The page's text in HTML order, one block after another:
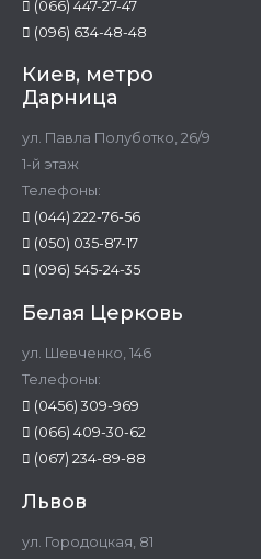
(066) 447-27-47
(096) 634-48-48
Киев, метро
Дарница
ул. Павла Полуботко, 26/9
1-й этаж
Телефоны:
(044) 222-76-56
(050) 035-87-17
(096) 545-24-35
Белая Церковь
ул. Шевченко, 146
Телефоны:
(0456) 309-969
(066) 409-30-62
(067) 234-89-88
Львов
ул. Городоцкая, 81